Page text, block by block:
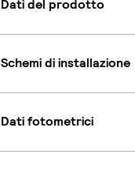
Dati del prodotto
Schemi di installazione
Dati fotometrici